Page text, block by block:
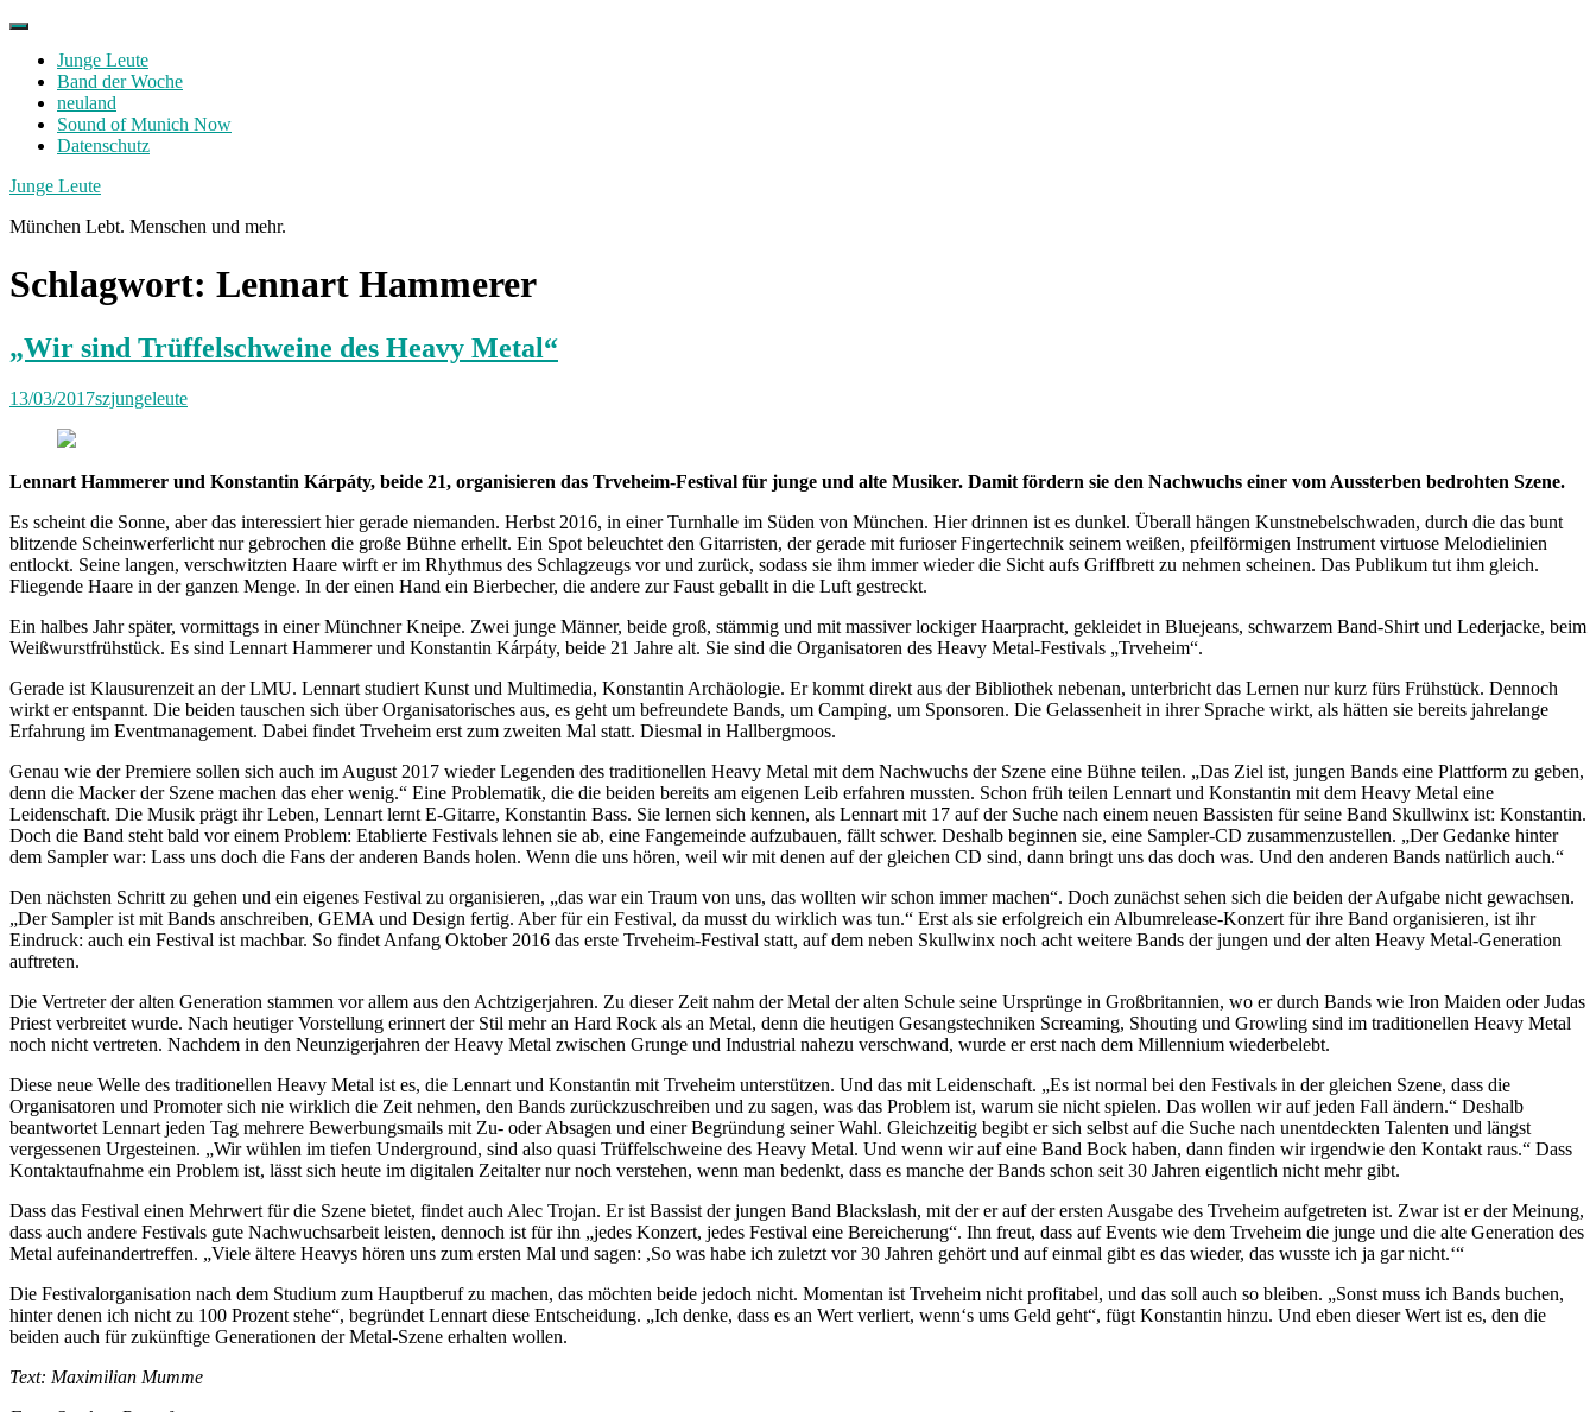
Skip
contentJunge Leute
Band der Woche
neuland
Sound of Munich Now
Datenschutz
Facebook
Twitter
Instagram
Junge Leute
München Lebt. Menschen und mehr.
Schlagwort: Lennart Hammerer
„Wir sind Trüffelschweine des Heavy Metal“
13/03/2017szjungeleute
Lennart Hammerer und Konstantin Kárpáty, beide 21, organisieren das Trveheim-Festival für junge und alte Musiker. Damit fördern sie den Nachwuchs einer vom Aussterben bedrohten Szene.
Es scheint die Sonne, aber das interessiert hier gerade niemanden. Herbst 2016, in einer Turnhalle im Süden von München. Hier drinnen ist es dunkel. Überall hängen Kunstnebelschwaden, durch die das bunt
blitzende Scheinwerferlicht nur gebrochen die große Bühne erhellt. Ein Spot beleuchtet den Gitarristen, der gerade mit furioser Fingertechnik seinem weißen, pfeilförmigen Instrument virtuose Melodielinien
entlockt. Seine langen, verschwitzten Haare wirft er im Rhythmus des Schlagzeugs vor und zurück, sodass sie ihm immer wieder die Sicht aufs Griffbrett zu nehmen scheinen. Das Publikum tut ihm gleich.
Fliegende Haare in der ganzen Menge. In der einen Hand ein Bierbecher, die andere zur Faust geballt in die Luft gestreckt.
Ein halbes Jahr später, vormittags in einer Münchner Kneipe. Zwei junge Männer, beide groß, stämmig und mit massiver lockiger Haarpracht, gekleidet in Bluejeans, schwarzem Band-Shirt und Lederjacke, beim
Weißwurstfrühstück. Es sind Lennart Hammerer und Konstantin Kárpáty, beide 21 Jahre alt. Sie sind die Organisatoren des Heavy Metal-Festivals „Trveheim“.
Gerade ist Klausurenzeit an der LMU. Lennart studiert Kunst und Multimedia, Konstantin Archäologie. Er kommt direkt aus der Bibliothek nebenan, unterbricht das Lernen nur kurz fürs Frühstück. Dennoch
wirkt er entspannt. Die beiden tauschen sich über Organisatorisches aus, es geht um befreundete Bands, um Camping, um Sponsoren. Die Gelassenheit in ihrer Sprache wirkt, als hätten sie bereits jahrelange
Erfahrung im Eventmanagement. Dabei findet Trveheim erst zum zweiten Mal statt. Diesmal in Hallbergmoos.
Genau wie der Premiere sollen sich auch im August 2017 wieder Legenden des traditionellen Heavy Metal mit dem Nachwuchs der Szene eine Bühne teilen. „Das Ziel ist, jungen Bands eine Plattform zu geben,
denn die Macker der Szene machen das eher wenig.“ Eine Problematik, die die beiden bereits am eigenen Leib erfahren mussten. Schon früh teilen Lennart und Konstantin mit dem Heavy Metal eine
Leidenschaft. Die Musik prägt ihr Leben, Lennart lernt E-Gitarre, Konstantin Bass. Sie lernen sich kennen, als Lennart mit 17 auf der Suche nach einem neuen Bassisten für seine Band Skullwinx ist: Konstantin.
Doch die Band steht bald vor einem Problem: Etablierte Festivals lehnen sie ab, eine Fangemeinde aufzubauen, fällt schwer. Deshalb beginnen sie, eine Sampler-CD zusammenzustellen. „Der Gedanke hinter
dem Sampler war: Lass uns doch die Fans der anderen Bands holen. Wenn die uns hören, weil wir mit denen auf der gleichen CD sind, dann bringt uns das doch was. Und den anderen Bands natürlich auch.“
Den nächsten Schritt zu gehen und ein eigenes Festival zu organisieren, „das war ein Traum von uns, das wollten wir schon immer machen“. Doch zunächst sehen sich die beiden der Aufgabe nicht gewachsen.
„Der Sampler ist mit Bands anschreiben, GEMA und Design fertig. Aber für ein Festival, da musst du wirklich was tun.“ Erst als sie erfolgreich ein Albumrelease-Konzert für ihre Band organisieren, ist ihr
Eindruck: auch ein Festival ist machbar. So findet Anfang Oktober 2016 das erste Trveheim-Festival statt, auf dem neben Skullwinx noch acht weitere Bands der jungen und der alten Heavy Metal-Generation
auftreten.
Die Vertreter der alten Generation stammen vor allem aus den Achtzigerjahren. Zu dieser Zeit nahm der Metal der alten Schule seine Ursprünge in Großbritannien, wo er durch Bands wie Iron Maiden oder Judas
Priest verbreitet wurde. Nach heutiger Vorstellung erinnert der Stil mehr an Hard Rock als an Metal, denn die heutigen Gesangstechniken Screaming, Shouting und Growling sind im traditionellen Heavy Metal
noch nicht vertreten. Nachdem in den Neunzigerjahren der Heavy Metal zwischen Grunge und Industrial nahezu verschwand, wurde er erst nach dem Millennium wiederbelebt.
Diese neue Welle des traditionellen Heavy Metal ist es, die Lennart und Konstantin mit Trveheim unterstützen. Und das mit Leidenschaft. „Es ist normal bei den Festivals in der gleichen Szene, dass die
Organisatoren und Promoter sich nie wirklich die Zeit nehmen, den Bands zurückzuschreiben und zu sagen, was das Problem ist, warum sie nicht spielen. Das wollen wir auf jeden Fall ändern.“ Deshalb
beantwortet Lennart jeden Tag mehrere Bewerbungsmails mit Zu- oder Absagen und einer Begründung seiner Wahl. Gleichzeitig begibt er sich selbst auf die Suche nach unentdeckten Talenten und längst
vergessenen Urgesteinen. „Wir wühlen im tiefen Underground, sind also quasi Trüffelschweine des Heavy Metal. Und wenn wir auf eine Band Bock haben, dann finden wir irgendwie den Kontakt raus.“ Dass
Kontaktaufnahme ein Problem ist, lässt sich heute im digitalen Zeitalter nur noch verstehen, wenn man bedenkt, dass es manche der Bands schon seit 30 Jahren eigentlich nicht mehr gibt.
Dass das Festival einen Mehrwert für die Szene bietet, findet auch Alec Trojan. Er ist Bassist der jungen Band Blackslash, mit der er auf der ersten Ausgabe des Trveheim aufgetreten ist. Zwar ist er der Meinung,
dass auch andere Festivals gute Nachwuchsarbeit leisten, dennoch ist für ihn „jedes Konzert, jedes Festival eine Bereicherung“. Ihn freut, dass auf Events wie dem Trveheim die junge und die alte Generation des
Metal aufeinandertreffen. „Viele ältere Heavys hören uns zum ersten Mal und sagen: ,So was habe ich zuletzt vor 30 Jahren gehört und auf einmal gibt es das wieder, das wusste ich ja gar nicht.‘“
Die Festivalorganisation nach dem Studium zum Hauptberuf zu machen, das möchten beide jedoch nicht. Momentan ist Trveheim nicht profitabel, und das soll auch so bleiben. „Sonst muss ich Bands buchen,
hinter denen ich nicht zu 100 Prozent stehe“, begründet Lennart diese Entscheidung. „Ich denke, dass es an Wert verliert, wenn‘s ums Geld geht“, fügt Konstantin hinzu. Und eben dieser Wert ist es, den die
beiden auch für zukünftige Generationen der Metal-Szene erhalten wollen.
Text: Maximilian Mumme